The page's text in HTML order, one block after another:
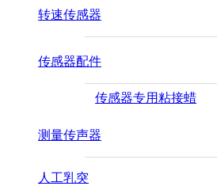
转速传感器
传感器配件
传感器专用粘接蜡
测量传声器
人工乳突